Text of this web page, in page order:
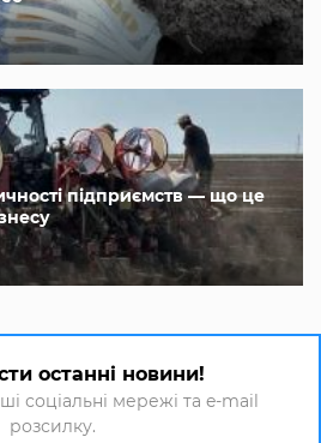
підприємств — що це
останні новини!
соціальні мережі та e-mail
розсилку.